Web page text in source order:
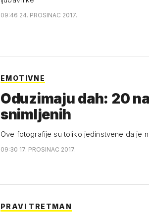
09:46 24. PROSINAC 2017.
EMOTIVNE
Oduzimaju dah: 20
snimljenih
Ove fotografije su toliko jedinstvene da je
09:30 17. PROSINAC 2017.
PRAVI TRETMAN